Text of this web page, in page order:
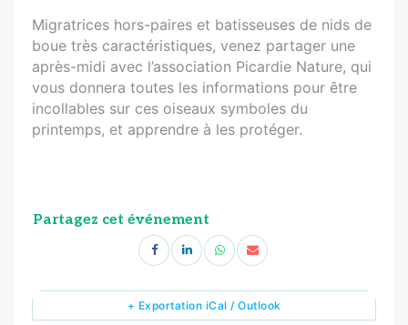
Migratrices hors-paires et batisseuses de nids de
boue très caractéristiques, venez partager une
après-midi avec l’association Picardie Nature, qui
vous donnera toutes les informations pour être
incollables sur ces oiseaux symboles du
printemps, et apprendre à les protéger.
Partagez cet événement
+ Exportation iCal / Outlook